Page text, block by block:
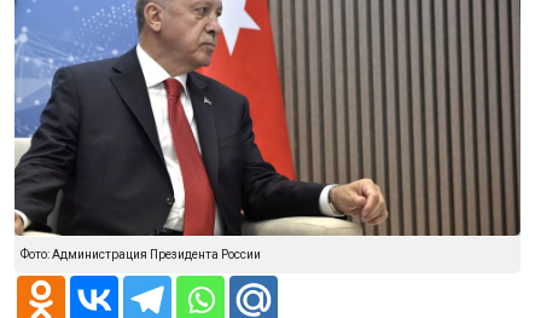
Фото: Администрация Президента России